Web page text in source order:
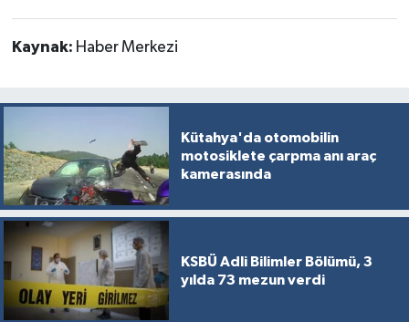
Kaynak: Haber Merkezi
Kütahya'da otomobilin
motosiklete çarpma anı araç
kamerasında
KSBÜ Adli Bilimler Bölümü, 3
yılda 73 mezun verdi
Yaşam